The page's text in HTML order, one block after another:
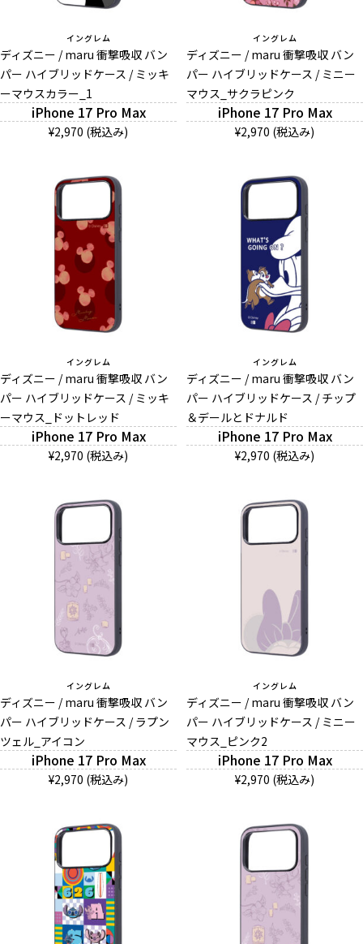
イングレム
ディズニー / maru 衝撃吸収 バン
パー ハイブリッドケース / ミッキ
ーマウスカラー_1
iPhone 17 Pro Max
¥2,970 (税込み)
イングレム
ディズニー / maru 衝撃吸収 バン
パー ハイブリッドケース / ミニー
マウス_サクラピンク
iPhone 17 Pro Max
¥2,970 (税込み)
イングレム
ディズニー / maru 衝撃吸収 バン
パー ハイブリッドケース / ミッキ
ーマウス_ドットレッド
iPhone 17 Pro Max
¥2,970 (税込み)
イングレム
ディズニー / maru 衝撃吸収 バン
パー ハイブリッドケース / チップ
＆デールとドナルド
iPhone 17 Pro Max
¥2,970 (税込み)
イングレム
ディズニー / maru 衝撃吸収 バン
パー ハイブリッドケース / ラプン
ツェル_アイコン
iPhone 17 Pro Max
¥2,970 (税込み)
イングレム
ディズニー / maru 衝撃吸収 バン
パー ハイブリッドケース / ミニー
マウス_ピンク2
iPhone 17 Pro Max
¥2,970 (税込み)